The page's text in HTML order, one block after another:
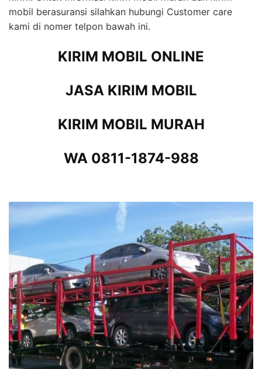
mobil berasuransi silahkan hubungi Customer care
kami di nomer telpon bawah ini.
KIRIM MOBIL ONLINE
JASA KIRIM MOBIL
KIRIM MOBIL MURAH
WA 0811-1874-988